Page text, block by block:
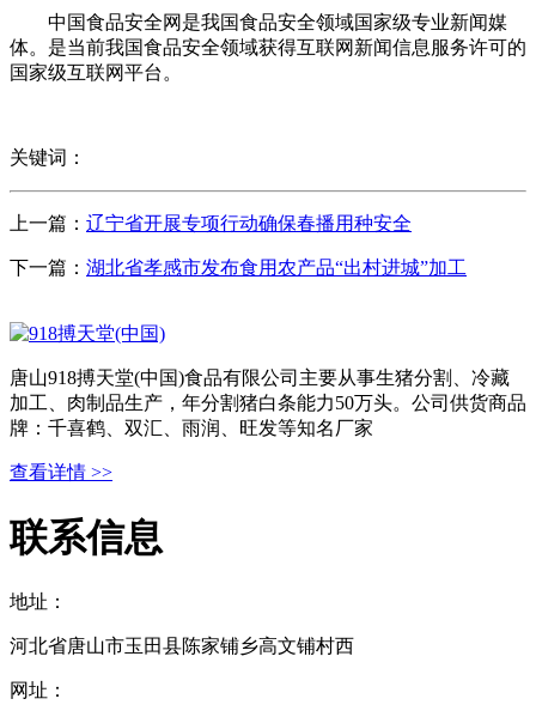
中国食品安全网是我国食品安全领域国家级专业新闻媒
体。是当前我国食品安全领域获得互联网新闻信息服务许可的
国家级互联网平台。
关键词：
上一篇： 辽宁省开展专项行动确保春播用种安全
下一篇： 湖北省孝感市发布食用农产品“出村进城”加工
唐山918搏天堂(中国)食品有限公司主要从事生猪分割、冷藏
加工、肉制品生产，年分割猪白条能力50万头。公司供货商品
牌：千喜鹤、双汇、雨润、旺发等知名厂家
查看详情 >>
联系信息
地址：
河北省唐山市玉田县陈家铺乡高文铺村西
网址：